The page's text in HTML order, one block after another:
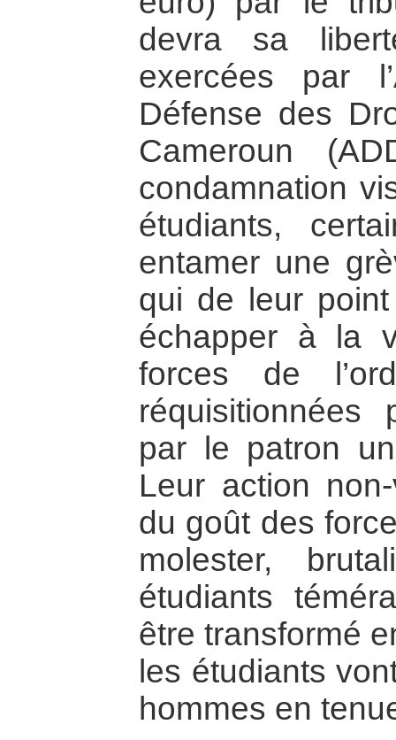
devra sa
exercées par
Défense des
Cameroun
condamnation
étudiants,
entamer une
qui de leur
échapper à la
forces de
réquisitionnées
par le patron
Leur action
du goût des
molester,
étudiants
être transformé
les étudiants
hommes en